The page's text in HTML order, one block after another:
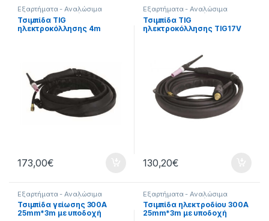
Εξαρτήματα - Αναλώσιμα
Εργαλείων ,Εξαρτήματα
Ηλεκτροκόλλησης
Τσιμπίδες
Τσιμπίδα TIG
ηλεκτροκόλλησης 4m
173,00€
Εξαρτήματα - Αναλώσιμα
Εργαλείων ,Εξαρτήματα
Ηλεκτροκόλλησης
Τσιμπίδες
Τσιμπίδα TIG
ηλεκτροκόλλησης TIG17V
130,20€
Εξαρτήματα - Αναλώσιμα
Εργαλείων Εξαρτήματα
Ηλεκτροκόλλησης,Εργαλεία
Τσιμπίδες
Τσιμπίδα γείωσης 300A
25mm*3m με υποδοχή
Εξαρτήματα - Αναλώσιμα
Εργαλείων Εξαρτήματα
Ηλεκτροκόλλησης,Εργαλεία,
Τσιμπίδες
Τσιμπίδα ηλεκτροδίου 300A
25mm*3m με υποδοχή